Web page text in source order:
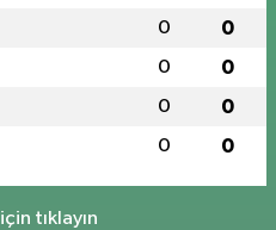
0 0
0 0
0 0
0 0
tıklayın